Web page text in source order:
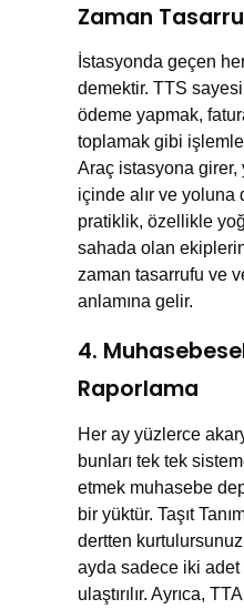
Zaman
İstasyonda geçen
demektir. TTS
ödeme yapmak,
toplamak gibi
Araç istasyona girer,
içinde alır ve yoluna
pratiklik, özellikle
sahada olan
zaman tasarrufu ve
anlamına gelir.
4.
Raporlama
Her ay yüzlerce
bunları tek tek
etmek muhasebe
bir yüktür. Taşıt
dertten
ayda sadece iki
ulaştırılır. Ayrıca,